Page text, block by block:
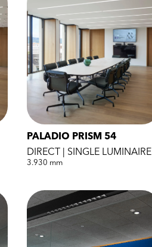
PALADIO PRISM 54
DIRECT | SINGLE LUMINAIRE
3.930 mm